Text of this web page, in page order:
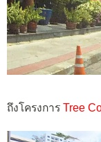
ถึงโครงการ Tree